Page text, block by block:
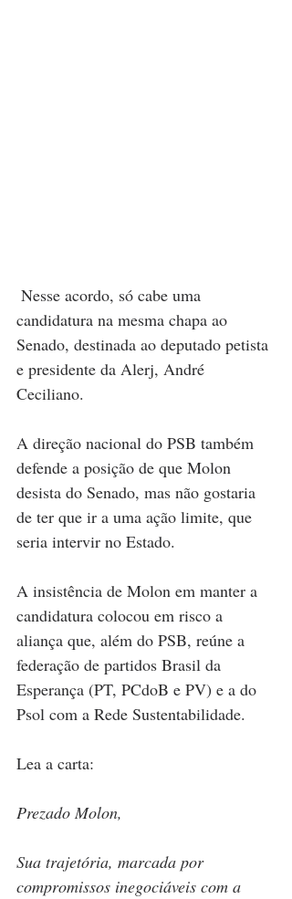
candidatura na mesma chapa ao
Senado, destinada ao deputado petista
e presidente da Alerj, André
Ceciliano.
A direção nacional do PSB também
defende a posição de que Molon
desista do Senado, mas não gostaria
de ter que ir a uma ação limite, que
seria intervir no Estado.
A insistência de Molon em manter a
candidatura colocou em risco a
aliança que, além do PSB, reúne a
federação de partidos Brasil da
Esperança (PT, PCdoB e PV) e a do
Psol com a Rede Sustentabilidade.
Lea a carta:
Prezado Molon,
Sua trajetória, marcada por
compromissos inegociáveis com a